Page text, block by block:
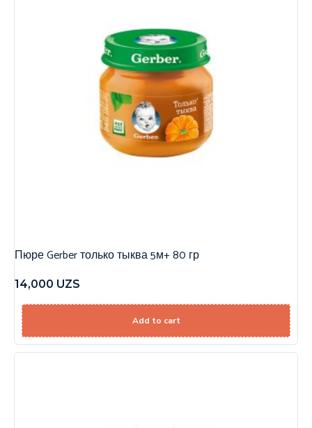
Пюре Gerber только тыква 5м+ 80 гр
14,000 UZS
Add to cart